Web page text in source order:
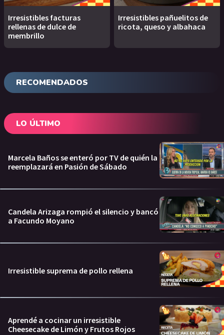
Irresistibles facturas
rellenas de dulce de
membrillo
Irresistibles pañuelitos de
ricota, queso y albahaca
RECOMENDADOS
LO ÚLTIMO
Marcela Baños se enteró por TV de quién la
reemplazará en Pasión de Sábado
Candela Arizaga rompió el silencio y bancó
a Facundo Moyano
Irresistible suprema de pollo rellena
Aprendé a cocinar un irresistible
Cheesecake de Limón y Frutos Rojos